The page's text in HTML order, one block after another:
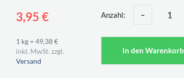
3,95 € Anzahl: -
1 kg = 49,38 €
inkl. MwSt. zzgl.
Versand
In den Warenkorb